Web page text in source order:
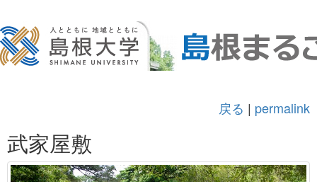
戻る | permalink
武家屋敷